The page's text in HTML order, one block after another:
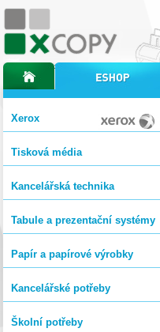
Xerox
Tisková média
Kancelářská technika
Tabule a prezentační systémy
Papír a papírové výrobky
Kancelářské potřeby
Školní potřeby
úvodní stránka xcopyinternetový obchod xcopy